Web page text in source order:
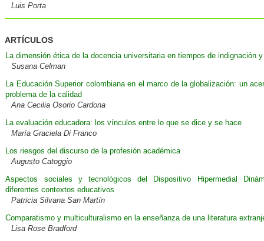
Luis Porta
ARTÍCULOS
La dimensión ética de la docencia universitaria en tiempos de indignación
Susana Celman
La Educación Superior colombiana en el marco de la globalización: un
problema de la calidad
Ana Cecilia Osorio Cardona
La evaluación educadora: los vínculos entre lo que se dice y se hace
María Graciela Di Franco
Los riesgos del discurso de la profesión académica
Augusto Catoggio
Aspectos sociales y tecnológicos del Dispositivo Hipermedial
diferentes contextos educativos
Patricia Silvana San Martín
Comparatismo y multiculturalismo en la enseñanza de una literatura
Lisa Rose Bradford